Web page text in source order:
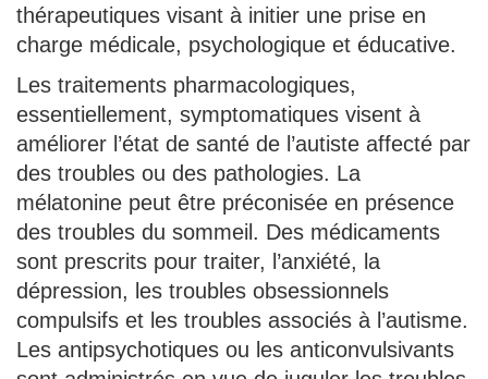
thérapeutiques visant à initier une prise en
charge médicale, psychologique et éducative.
Les traitements pharmacologiques,
essentiellement, symptomatiques visent à
améliorer l’état de santé de l’autiste affecté par
des troubles ou des pathologies. La
mélatonine peut être préconisée en présence
des troubles du sommeil. Des médicaments
sont prescrits pour traiter, l’anxiété, la
dépression, les troubles obsessionnels
compulsifs et les troubles associés à l’autisme.
Les antipsychotiques ou les anticonvulsivants